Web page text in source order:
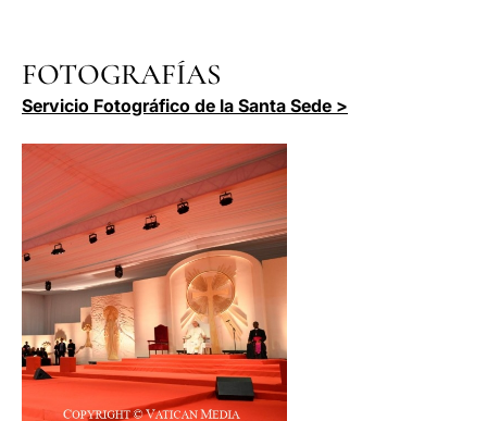
FOTOGRAFÍAS
Servicio Fotográfico de la Santa Sede >